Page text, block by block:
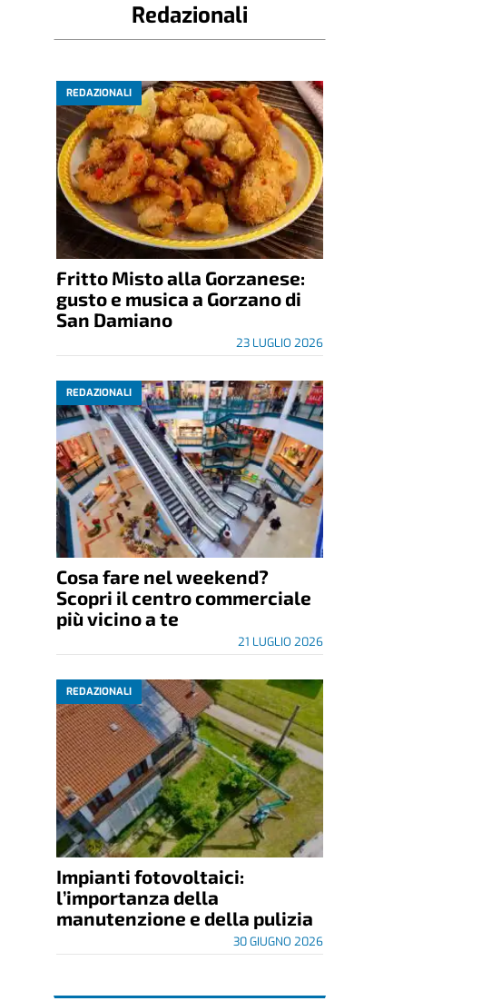
Redazionali
REDAZIONALI
Fritto Misto alla Gorzanese:
gusto e musica a Gorzano di
San Damiano
23 LUGLIO 2026
REDAZIONALI
Cosa fare nel weekend?
Scopri il centro commerciale
più vicino a te
21 LUGLIO 2026
REDAZIONALI
Impianti fotovoltaici:
l’importanza della
manutenzione e della pulizia
30 GIUGNO 2026